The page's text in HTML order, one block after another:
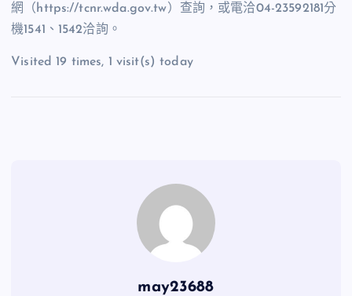
網（https://tcnr.wda.gov.tw）查詢，或電洽04-23592181分
機1541、1542洽詢。
Visited 19 times, 1 visit(s) today
may23688